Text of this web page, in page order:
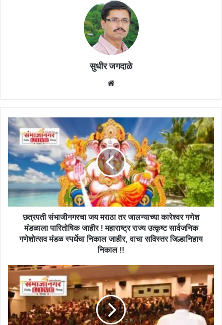
सुधीर जगदाळे
छत्रपती
संभाजीनगरचा
जय
मराठा
तर
जालन्याच्या
कारेश्वर
गणेश
मंडळाला
पारितोषिक
उत्कृष्ट
सार्वजनिक
गणेशोत्सव
मंडळ
स्पर्धेचा
निकाल
छत्रपती संभाजीनगरचा जय मराठा तर जालन्याच्या कारेश्वर गणेश
मंडळाला पारितोषिक जाहीर ! महाराष्ट्र राज्य उत्कृष्ट सार्वजनिक
गणेशोत्सव मंडळ स्पर्धेचा निकाल जाहीर, वाचा सविस्तर जिल्हानिहाय
निकाल !!
पाच
महिन्यांत
राज्यात
१९
हजार
५३३